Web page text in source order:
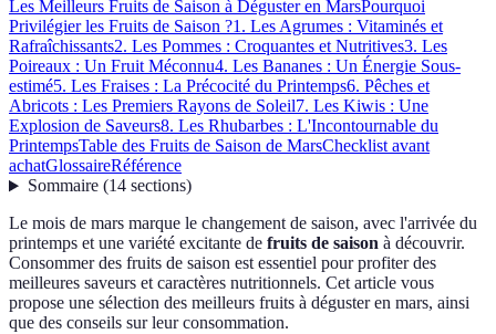
Les Meilleurs Fruits de Saison à Déguster en MarsPourquoi
Privilégier les Fruits de Saison ?1. Les Agrumes : Vitaminés et
Rafraîchissants2. Les Pommes : Croquantes et Nutritives3. Les
Poireaux : Un Fruit Méconnu4. Les Bananes : Un Énergie Sous-
estimé5. Les Fraises : La Précocité du Printemps6. Pêches et
Abricots : Les Premiers Rayons de Soleil7. Les Kiwis : Une
Explosion de Saveurs8. Les Rhubarbes : L'Incontournable du
PrintempsTable des Fruits de Saison de MarsChecklist avant
achatGlossaireRéférence
Sommaire(14 sections)
Le mois de mars marque le changement de saison, avec l'arrivée du
printemps et une variété excitante de fruits de saison à découvrir.
Consommer des fruits de saison est essentiel pour profiter des
meilleures saveurs et caractères nutritionnels. Cet article vous
propose une sélection des meilleurs fruits à déguster en mars, ainsi
que des conseils sur leur consommation.